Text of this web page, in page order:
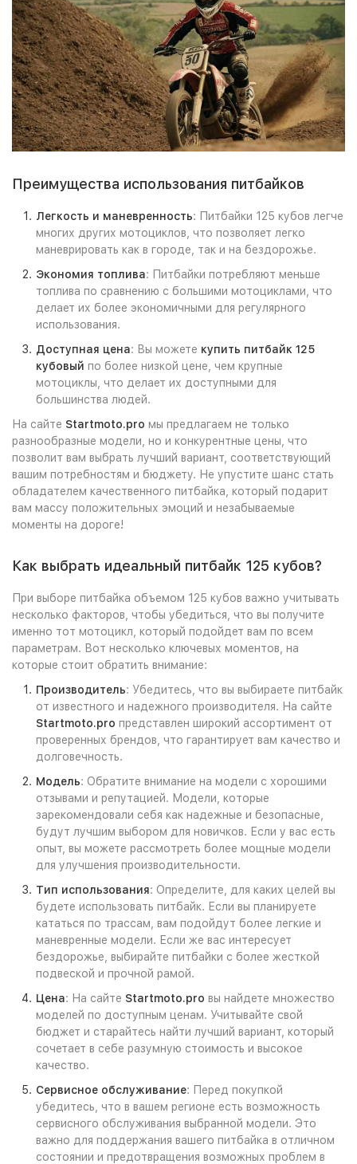
Преимущества использования питбайков
Легкость и маневренность: Питбайки 125 кубов легче
многих других мотоциклов, что позволяет легко
маневрировать как в городе, так и на бездорожье.
Экономия топлива: Питбайки потребляют меньше
топлива по сравнению с большими мотоциклами, что
делает их более экономичными для регулярного
использования.
Доступная цена: Вы можете купить питбайк 125
кубовый по более низкой цене, чем крупные
мотоциклы, что делает их доступными для
большинства людей.
На сайте Startmoto.pro мы предлагаем не только
разнообразные модели, но и конкурентные цены, что
позволит вам выбрать лучший вариант, соответствующий
вашим потребностям и бюджету. Не упустите шанс стать
обладателем качественного питбайка, который подарит
вам массу положительных эмоций и незабываемые
моменты на дороге!
Как выбрать идеальный питбайк 125 кубов?
При выборе питбайка объемом 125 кубов важно учитывать
несколько факторов, чтобы убедиться, что вы получите
именно тот мотоцикл, который подойдет вам по всем
параметрам. Вот несколько ключевых моментов, на
которые стоит обратить внимание:
Производитель: Убедитесь, что вы выбираете питбайк
от известного и надежного производителя. На сайте
Startmoto.pro представлен широкий ассортимент от
проверенных брендов, что гарантирует вам качество и
долговечность.
Модель: Обратите внимание на модели с хорошими
отзывами и репутацией. Модели, которые
зарекомендовали себя как надежные и безопасные,
будут лучшим выбором для новичков. Если у вас есть
опыт, вы можете рассмотреть более мощные модели
для улучшения производительности.
Тип использования: Определите, для каких целей вы
будете использовать питбайк. Если вы планируете
кататься по трассам, вам подойдут более легкие и
маневренные модели. Если же вас интересует
бездорожье, выбирайте питбайки с более жесткой
подвеской и прочной рамой.
Цена: На сайте Startmoto.pro вы найдете множество
моделей по доступным ценам. Учитывайте свой
бюджет и старайтесь найти лучший вариант, который
сочетает в себе разумную стоимость и высокое
качество.
Сервисное обслуживание: Перед покупкой
убедитесь, что в вашем регионе есть возможность
сервисного обслуживания выбранной модели. Это
важно для поддержания вашего питбайка в отличном
состоянии и предотвращения возможных проблем в